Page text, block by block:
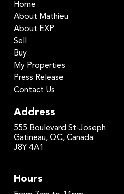
Home
About Mathieu
About EXP
Sell
Buy
My Properties
Press Release
Contact Us
Address
555 Boulevard St-Joseph
Gatineau, QC, Canada
J8Y 4A1
Hours